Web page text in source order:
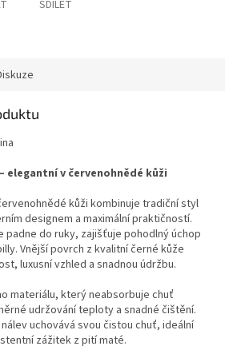
SDÍLET
elegantní v červenohnědé kůži
kůži kombinuje tradiční styl
designem a maximální praktičností.
do ruky, zajišťuje pohodlný úchop
Vnější povrch z kvalitní černé kůže
luxusní vzhled a snadnou údržbu.
materiálu, který neabsorbuje chuť
udržování teploty a snadné čištění.
uchovává svou čistou chuť, ideální
zážitek z pití maté.